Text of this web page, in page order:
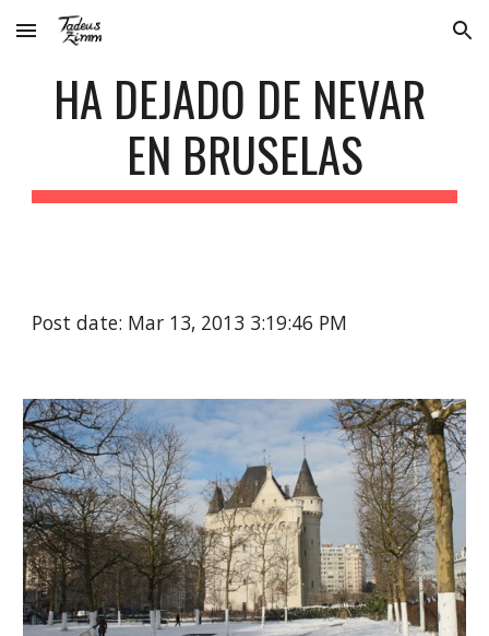
Skip to main content Skip to navigation
HA DEJADO DE NEVAR
EN BRUSELAS
Post date: Mar 13, 2013 3:19:46 PM